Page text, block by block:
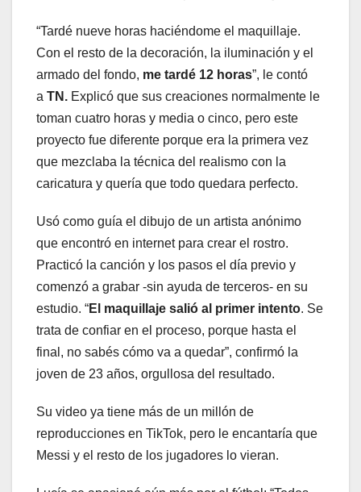
“Tardé nueve horas haciéndome el maquillaje.
Con el resto de la decoración, la iluminación y el
armado del fondo, me tardé 12 horas”, le contó
a TN. Explicó que sus creaciones normalmente le
toman cuatro horas y media o cinco, pero este
proyecto fue diferente porque era la primera vez
que mezclaba la técnica del realismo con la
caricatura y quería que todo quedara perfecto.
Usó como guía el dibujo de un artista anónimo
que encontró en internet para crear el rostro.
Practicó la canción y los pasos el día previo y
comenzó a grabar -sin ayuda de terceros- en su
estudio. “El maquillaje salió al primer intento. Se
trata de confiar en el proceso, porque hasta el
final, no sabés cómo va a quedar”, confirmó la
joven de 23 años, orgullosa del resultado.
Su video ya tiene más de un millón de
reproducciones en TikTok, pero le encantaría que
Messi y el resto de los jugadores lo vieran.